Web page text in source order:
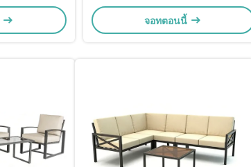
โทร
จอทตอนนี้